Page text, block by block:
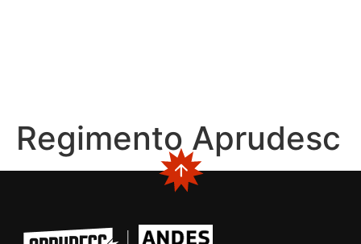
Regimento Aprudesc